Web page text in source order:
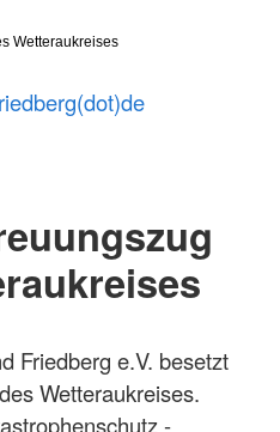
Wetteraukreises
Friedberg e.V. besetzt
Wetteraukreises.
-